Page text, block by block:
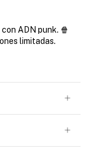
ADN punk. 🍿
limitadas.